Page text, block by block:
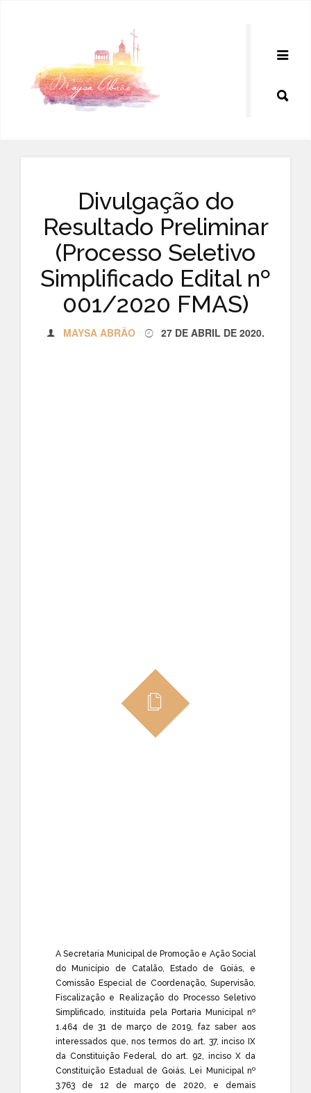
Divulgação do
Resultado Preliminar
(Processo Seletivo
Simplificado Edital nº
001/2020 FMAS)
MAYSA ABRÃO 27 DE ABRIL DE 2020.
A Secretaria Municipal de Promoção e Ação Social
do Município de Catalão, Estado de Goiás, e
Comissão Especial de Coordenação, Supervisão,
Fiscalização e Realização do Processo Seletivo
Simplificado, instituída pela Portaria Municipal nº
1.464 de 31 de março de 2019, faz saber aos
interessados que, nos termos do art. 37, inciso IX
da Constituição Federal, do art. 92, inciso X da
Constituição Estadual de Goiás, Lei Municipal nº
3.763 de 12 de março de 2020, e demais